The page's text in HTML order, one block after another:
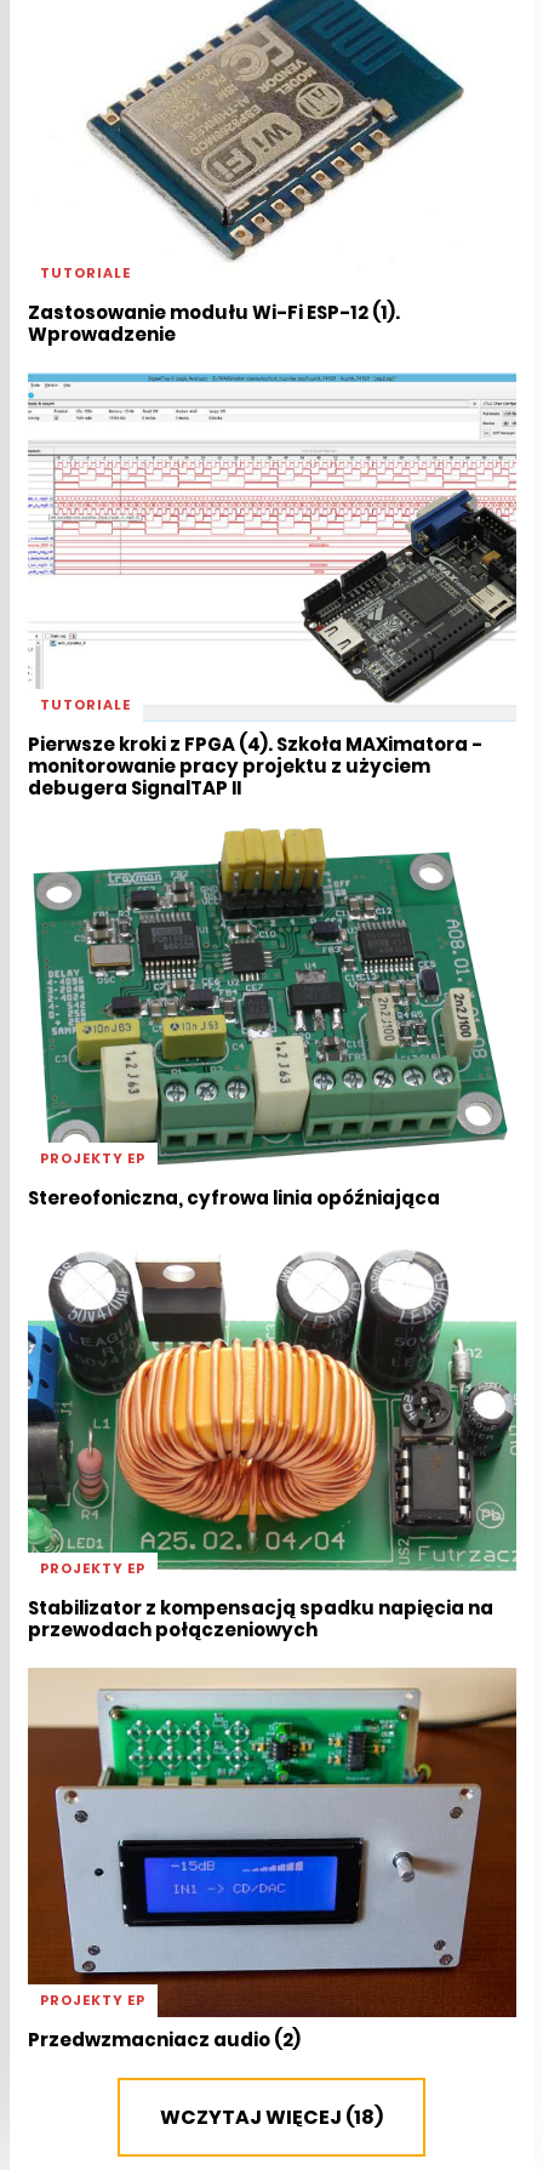
TUTORIALE
Zastosowanie modułu Wi-Fi ESP-12 (1).
Wprowadzenie
TUTORIALE
Pierwsze kroki z FPGA (4). Szkoła MAXimatora -
monitorowanie pracy projektu z użyciem
debugera SignalTAP II
PROJEKTY EP
Stereofoniczna, cyfrowa linia opóźniająca
PROJEKTY EP
Stabilizator z kompensacją spadku napięcia na
przewodach połączeniowych
PROJEKTY EP
Przedwzmacniacz audio (2)
WCZYTAJ WIĘCEJ (18)